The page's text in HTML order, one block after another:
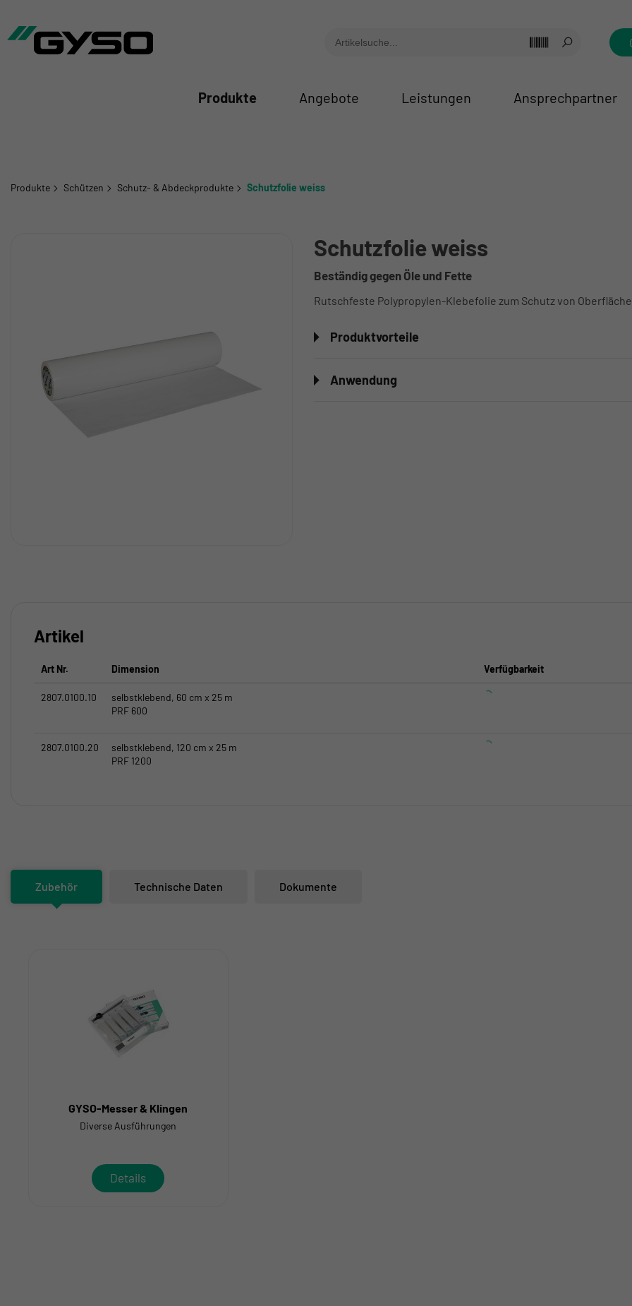
Produkte Angebote Leistungen Ansprechpartner
Produkte Schützen Schutz- & Abdeckprodukte Schutzfolie weiss
Schutzfolie weiss
Beständig gegen Öle und Fette
Rutschfeste Polypropylen-Klebefolie zum Schutz von
Produktvorteile
Anwendung
Artikel
Art Nr. Dimension Verfügbarkeit
2807.0100.10
selbstklebend, 60 cm x 25 m
PRF 600
2807.0100.20
selbstklebend, 120 cm x 25 m
PRF 1200
Zubehör Technische Daten Dokumente
GYSO-Messer & Klingen
Diverse Ausführungen
Details